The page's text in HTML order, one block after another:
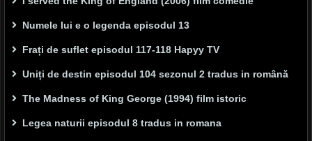
Numele lui e o legenda episodul 13
Frați de suflet episodul 117-118 Hapyy TV
Uniți de destin episodul 104 sezonul 2 tradus in română
The Madness of King George (1994) film istoric
Legea naturii episodul 8 tradus in romana